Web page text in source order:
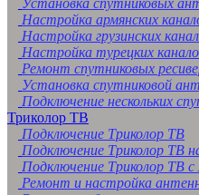
Установка спутниковых
Настройка армянских
Настройка грузинских
Настройка турецких
Ремонт спутниковых
Установка спутниковой
Подключение нескольких
Триколор ТВ
Подключение Триколор ТВ
Подключение Триколор ТВ
Подключение Триколор ТВ
Ремонт и настройка